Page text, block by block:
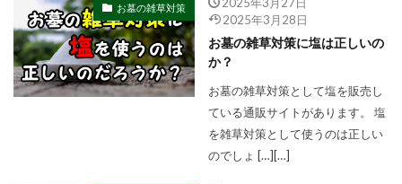
お墓の雑草対策
2025年3月27日
2025年3月28日
お墓の雑草対策に塩は正しいの
か？
お墓の雑草対策として塩を販売し
ている通販サイトがあります。 塩
を雑草対策として使うのは正しい
のでしょ […][…]